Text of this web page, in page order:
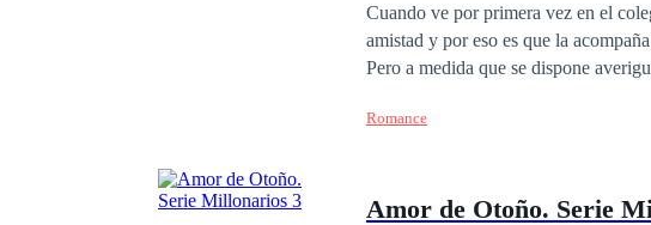
Cuando ve por primera vez en el
amistad y por eso es que la
Pero a medida que se dispone
barreras.
Romance
Amor de Otoño. Serie